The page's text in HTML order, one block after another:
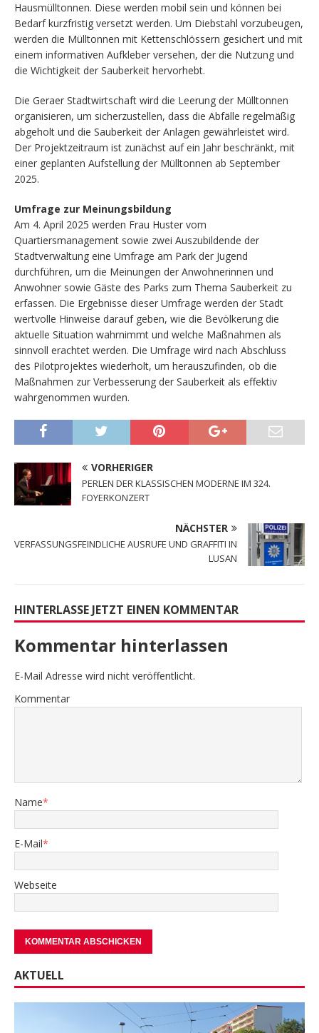
Hausmülltonnen. Diese werden mobil sein und können bei
Bedarf kurzfristig versetzt werden. Um Diebstahl vorzubeugen,
werden die Mülltonnen mit Kettenschlössern gesichert und mit
einem informativen Aufkleber versehen, der die Nutzung und
die Wichtigkeit der Sauberkeit hervorhebt.
Die Geraer Stadtwirtschaft wird die Leerung der Mülltonnen
organisieren, um sicherzustellen, dass die Abfälle regelmäßig
abgeholt und die Sauberkeit der Anlagen gewährleistet wird.
Der Projektzeitraum ist zunächst auf ein Jahr beschränkt, mit
einer geplanten Aufstellung der Mülltonnen ab September
2025.
Umfrage zur Meinungsbildung
Am 4. April 2025 werden Frau Huster vom
Quartiersmanagement sowie zwei Auszubildende der
Stadtverwaltung eine Umfrage am Park der Jugend
durchführen, um die Meinungen der Anwohnerinnen und
Anwohner sowie Gäste des Parks zum Thema Sauberkeit zu
erfassen. Die Ergebnisse dieser Umfrage werden der Stadt
wertvolle Hinweise darauf geben, wie die Bevölkerung die
aktuelle Situation wahrnimmt und welche Maßnahmen als
sinnvoll erachtet werden. Die Umfrage wird nach Abschluss
des Pilotprojektes wiederholt, um herauszufinden, ob die
Maßnahmen zur Verbesserung der Sauberkeit als effektiv
wahrgenommen wurden.
VORHERIGER
PERLEN DER KLASSISCHEN MODERNE IM 324.
FOYERKONZERT
NÄCHSTER
VERFASSUNGSFEINDLICHE AUSRUFE UND GRAFFITI IN
LUSAN
HINTERLASSE JETZT EINEN KOMMENTAR
Kommentar hinterlassen
E-Mail Adresse wird nicht veröffentlicht.
Kommentar
Name*
E-Mail*
Webseite
AKTUELL